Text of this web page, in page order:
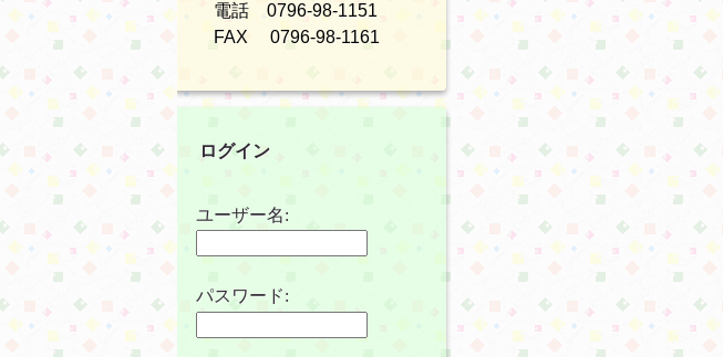
電話 0796-98-1151
FAX 0796-98-1161
ログイン
ユーザー名:
パスワード: